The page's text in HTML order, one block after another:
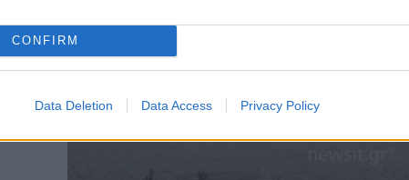
CONFIRM
Data Deletion Data Access Privacy Policy